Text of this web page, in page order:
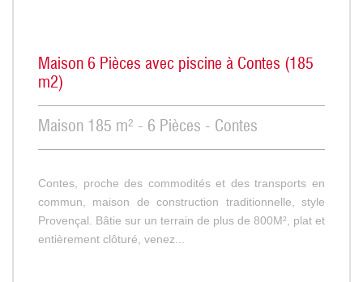
Maison 6 Pièces avec piscine à Contes (185
m2)
Maison 185 m² - 6 Pièces - Contes
Contes, proche des commodités et des transports en
commun, maison de construction traditionnelle, style
Provençal. Bâtie sur un terrain de plus de 800M², plat et
entièrement clôturé, venez...